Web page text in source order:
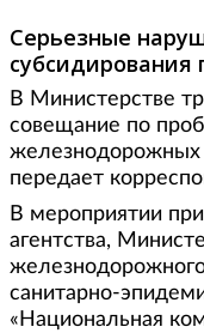
Серьезные
субсидирования
В Министерстве
совещание по
железнодорожных
передает
В мероприятии
агентства,
санитарно-
«Национальная